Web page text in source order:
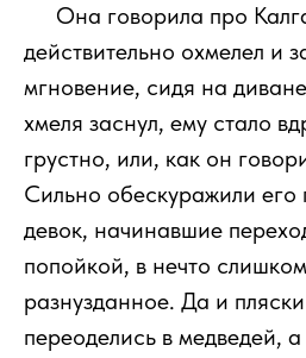
Она говорила про
действительно охмелел и
мгновение, сидя на
хмеля заснул, ему стало
грустно, или, как он
Сильно обескуражили его
девок, начинавшие
попойкой, в нечто
разнузданное. Да и
переоделись в медведей,